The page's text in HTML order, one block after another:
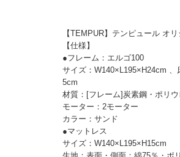
【TEMPUR】テンピュール オ
【仕様】
●フレーム：エルゴ100
サイズ：W140×L195×H24cm
5cm
材質：[フレーム]炭素鋼・ポリ
モーター：2モーター
カラー：サンド
●マットレス
サイズ：W140×L195×H15cm